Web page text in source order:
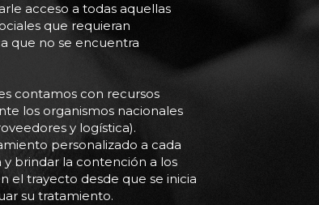
acceso a todas aquellas
que requieran
que no se encuentra
contamos con recursos
los organismos nacionales
y logística).
personalizado a cada
brindar la contención a los
el trayecto desde que se inicia
su tratamiento.